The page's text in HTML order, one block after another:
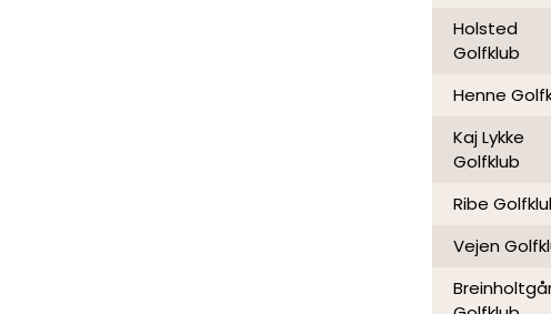
Holsted
Golfklub
Henne
Kaj Lykke
Golfklub
Ribe
Vejen